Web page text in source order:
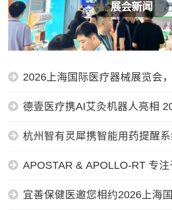
展会新闻
2026上海国际医疗器械展览会
德壹医疗携AI艾灸机器人亮相
杭州智有灵犀携智能用药提醒
APOSTAR & APOLLO-RT 专
宜善保健医邀您相约2026上海